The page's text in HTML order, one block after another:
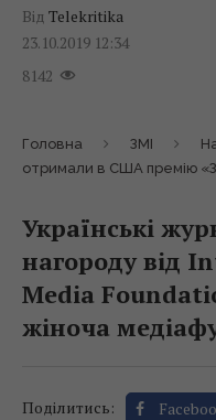
Від Telekritika
23.10.2019 12:34
8142
Головна ЗМІ
отримали в США премію
Українські
нагороду від
Media
жіноча
Поділитись: